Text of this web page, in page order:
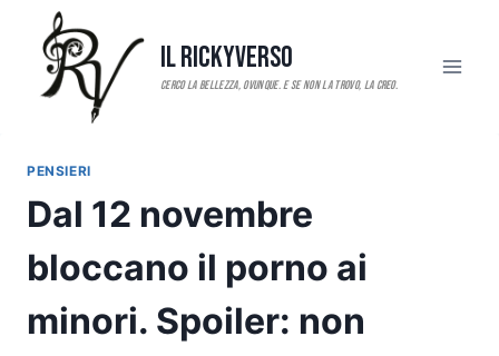
contenuto
Il RickyVerso
PENSIERI
Dal 12 novembre
bloccano il porno ai
minori. Spoiler: non